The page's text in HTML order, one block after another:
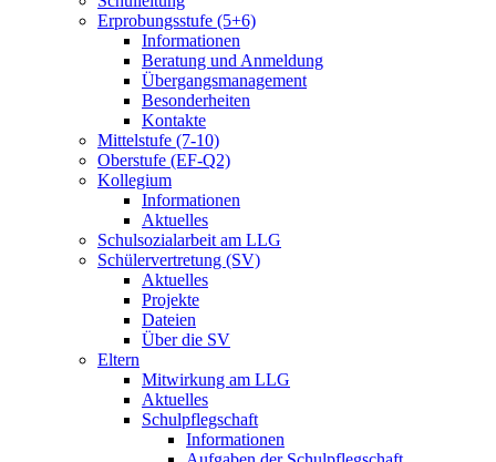
Erprobungsstufe (5+6)
Informationen
Beratung und Anmeldung
Übergangsmanagement
Besonderheiten
Kontakte
Mittelstufe (7-10)
Oberstufe (EF-Q2)
Kollegium
Informationen
Aktuelles
Schulsozialarbeit am LLG
Schülervertretung (SV)
Aktuelles
Projekte
Dateien
Über die SV
Eltern
Mitwirkung am LLG
Aktuelles
Schulpflegschaft
Informationen